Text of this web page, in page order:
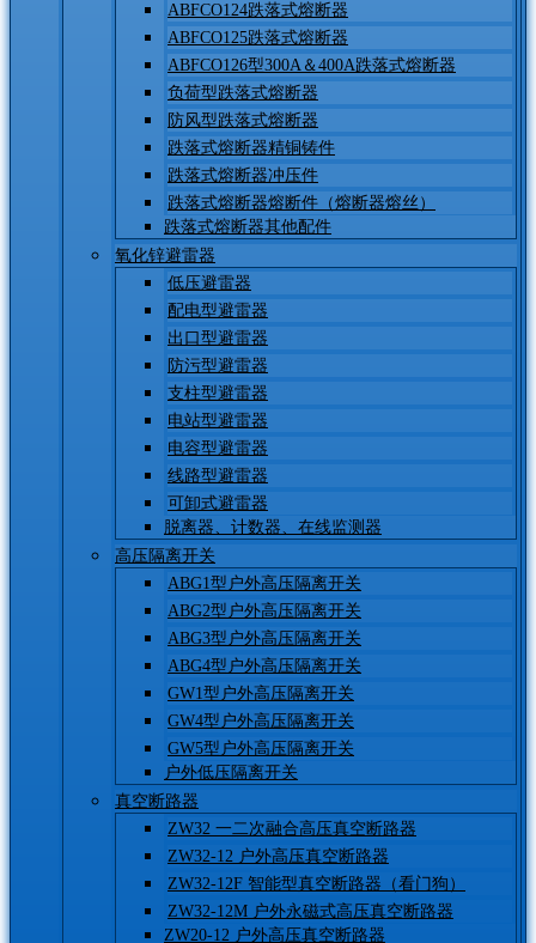
ABFCO124跌落式熔断器
ABFCO125跌落式熔断器
ABFCO126型300A＆400A跌落式熔断器
负荷型跌落式熔断器
防风型跌落式熔断器
跌落式熔断器精铜铸件
跌落式熔断器冲压件
跌落式熔断器熔断件（熔断器熔丝）
跌落式熔断器其他配件
氧化锌避雷器
低压避雷器
配电型避雷器
出口型避雷器
防污型避雷器
支柱型避雷器
电站型避雷器
电容型避雷器
线路型避雷器
可卸式避雷器
脱离器、计数器、在线监测器
高压隔离开关
ABG1型户外高压隔离开关
ABG2型户外高压隔离开关
ABG3型户外高压隔离开关
ABG4型户外高压隔离开关
GW1型户外高压隔离开关
GW4型户外高压隔离开关
GW5型户外高压隔离开关
户外低压隔离开关
真空断路器
ZW32 一二次融合高压真空断路器
ZW32-12 户外高压真空断路器
ZW32-12F 智能型真空断路器（看门狗）
ZW32-12M 户外永磁式高压真空断路器
ZW20-12 户外高压真空断路器